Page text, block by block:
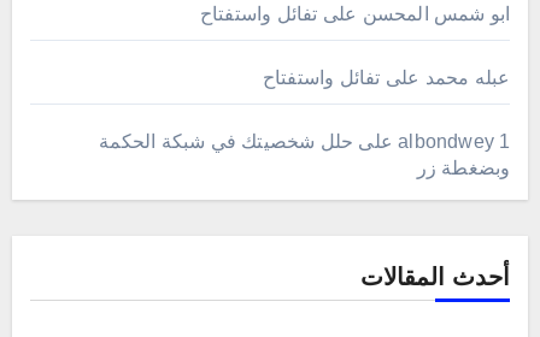
ابو شمس المحسن على تفائل واستفتاح
عبله محمد على تفائل واستفتاح
albondwey 1على حلل شخصيتك في شبكة الحكمة
وبضغطة زر
أحدث المقالات